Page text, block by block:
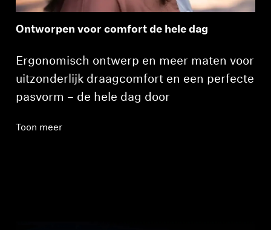
Ontworpen voor comfort de hele dag
Ergonomisch ontwerp en meer maten voor
uitzonderlijk draagcomfort en een perfecte
pasvorm – de hele dag door
Toon meer